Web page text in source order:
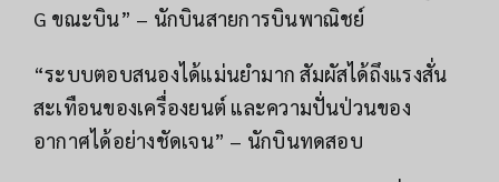
G ขณะบิน” – นักบินสายการบินพาณิชย์
“ระบบตอบสนองได้แม่นยำมาก สัมผัสได้ถึงแรงสั่น
สะเทือนของเครื่องยนต์ และความปั่นป่วนของ
อากาศได้อย่างชัดเจน” – นักบินทดสอบ